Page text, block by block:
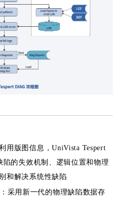
用版图信息，UniVista Tespert
的失效机制、逻辑位置和物理
和解决系统性缺陷
采用新一代的物理缺陷数据存